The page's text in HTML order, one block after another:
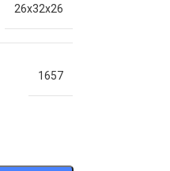
26х32х26
1657